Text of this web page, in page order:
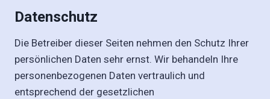
Datenschutz
Die Betreiber dieser Seiten nehmen den Schutz Ihrer
persönlichen Daten sehr ernst. Wir behandeln Ihre
personenbezogenen Daten vertraulich und
entsprechend der gesetzlichen